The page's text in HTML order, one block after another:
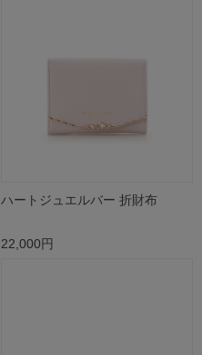
ハートジュエルバー 折財布
22,000円